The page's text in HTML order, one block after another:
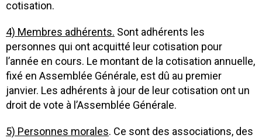
cotisation.
4) Membres adhérents. Sont adhérents les
personnes qui ont acquitté leur cotisation pour
l’année en cours. Le montant de la cotisation annuelle,
fixé en Assemblée Générale, est dû au premier
janvier. Les adhérents à jour de leur cotisation ont un
droit de vote à l’Assemblée Générale.
5) Personnes morales. Ce sont des associations, des